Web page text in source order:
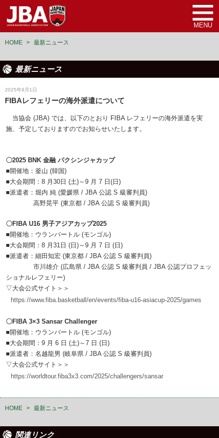
MENU
HOME > 最新ニュース
最新ニュース
2025年9月1日
FIBAレフェリーの海外派遣について
当協会 (JBA) では、以下のとおり FIBA レフェリーの海外派遣を実
施、予定しておりますのでお知らせいたします。
〇2025 BNK 金融 パクシンジャカップ
■開催地：釜山 (韓国)
■大会期間：8 月30日 (土)～9 月 7 日(日)
■派遣者：堀内 純 (愛媛県 / JBA 公認 S 級審判員)
高野晃平 (東京都 / JBA 公認 S 級審判員)
〇FIBA U16 男子アジアカップ2025
■開催地：ウランバートル (モンゴル)
■大会期間：8 月31日 (日)～9 月 7 日 (日)
■派遣者：細田知宏 (東京都 / JBA 公認 S 級審判員)
市川雄介 (広島県 / JBA 公認 S 級審判員 / JBA 公認プロフェッ
ショナルレフェリー)
▽大会公式サイト＞＞
https://www.fiba.basketball/en/events/fiba-u16-asiacup-2025/games
〇FIBA 3×3 Sansar Challenger
■開催地：ウランバートル (モンゴル)
■大会期間：9 月 6 日 (土)～7 日 (日)
■派遣者：名越龍男 (岐阜県 / JBA 公認 S 級審判員)
▽大会公式サイト＞＞
https://worldtour.fiba3x3.com/2025/challengers/sansar
HOME > 最新ニュース
関連リンク